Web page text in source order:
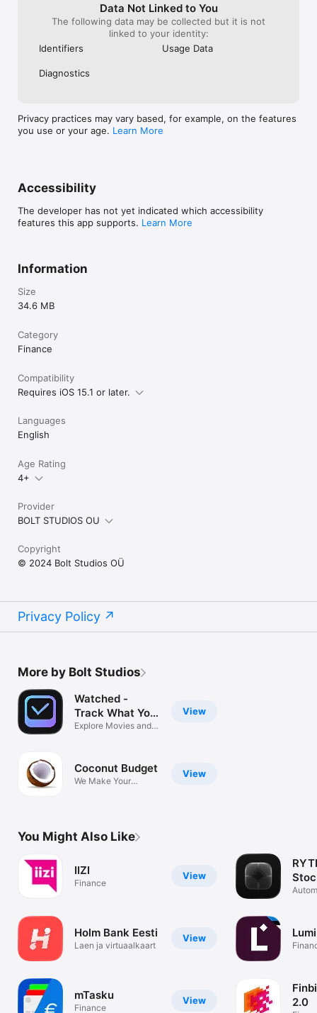
Data Not Linked to You
The following data may be collected but it is not
linked to your identity:
Identifiers
Usage Data
Diagnostics
Privacy practices may vary based, for example, on the features
you use or your age. Learn More
Accessibility
The developer has not yet indicated which accessibility
features this app supports. Learn More
Information
Size
34.6 MB
Category
Finance
Compatibility
Requires iOS 15.1 or later.
Languages
English
Age Rating
4+
Provider
BOLT STUDIOS OU
Copyright
© 2024 Bolt Studios OÜ
Privacy Policy
More by Bolt Studios
View
Watched -
Track What You
Watch
Explore Movies and
View
Coconut Budget
We Make Your
You Might Also Like
View
IIZI
Finance
View
Holm Bank Eesti
Laen ja virtuaalkaart
View
mTasku
Finance
2.0